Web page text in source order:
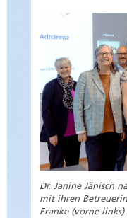
Dr. Janine Jänisch
mit ihren
Franke (vorne